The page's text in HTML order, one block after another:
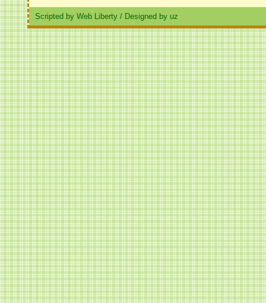
Scripted by Web Liberty / Designed by uz